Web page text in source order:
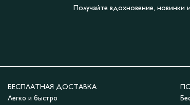
Получайте вдохновение, новинки
БЕСПЛАТНАЯ ДОСТАВКА
Легко и быстро